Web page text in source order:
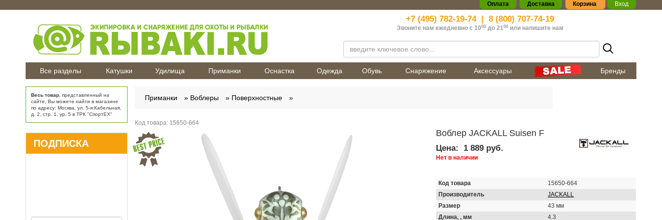
Оплата Доставка Корзина Вход
+7 (495) 782-19-74| 8 (800) 707-74-19
Звоните нам ежедневно с 1000до 2100 или напишите нам
Все разделы Катушки Удилища Приманки Оснастка Одежда Обувь Снаряжение Аксессуары Бренды
Приманки Воблеры Поверхностные
Код товара: 15650-664
Воблер JACKALL Suisen F
Цена: 1 889 руб.
Нет в наличии
Код товара
15650-664
Производитель
JACKALL
Размер
43 мм
Длина, , мм
4.3
Весь товар , представленный на
сайте, Вы можете найти в магазине
по адресу: Москва, ул. 5-я Кабельная,
д. 2, стр. 1, ур. 5 в ТРК "СпортЕХ"
ПОДПИСКА